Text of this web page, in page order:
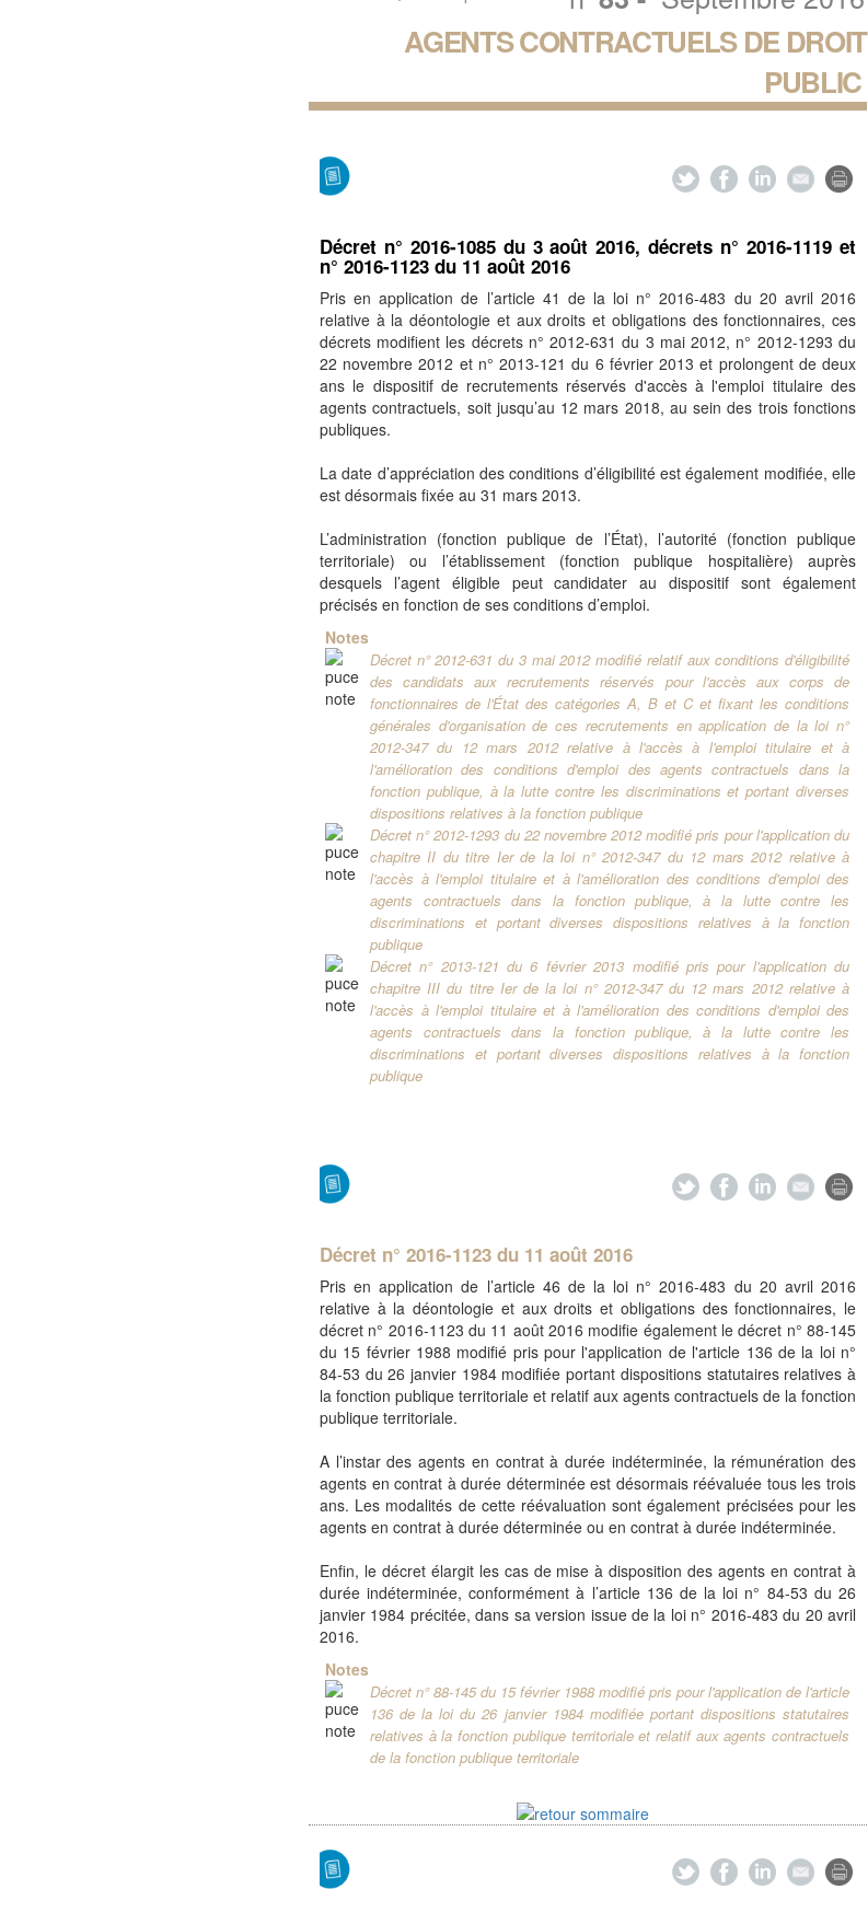
AGENTS CONTRACTUELS DE DROIT
PUBLIC
Décret n° 2016-1085 du 3 août 2016, décrets n° 2016-1119 et
n° 2016-1123 du 11 août 2016
Pris en application de l’article 41 de la loi n° 2016-483 du 20 avril 2016
relative à la déontologie et aux droits et obligations des fonctionnaires, ces
décrets modifient les décrets n° 2012-631 du 3 mai 2012, n° 2012-1293 du
22 novembre 2012 et n° 2013-121 du 6 février 2013 et prolongent de deux
ans le dispositif de recrutements réservés d'accès à l'emploi titulaire des
agents contractuels, soit jusqu’au 12 mars 2018, au sein des trois fonctions
publiques.
La date d’appréciation des conditions d’éligibilité est également modifiée, elle
est désormais fixée au 31 mars 2013.
L’administration (fonction publique de l’État), l’autorité (fonction publique
territoriale) ou l’établissement (fonction publique hospitalière) auprès
desquels l’agent éligible peut candidater au dispositif sont également
précisés en fonction de ses conditions d’emploi.
Notes
Décret n° 2012-631 du 3 mai 2012 modifié relatif aux conditions d'éligibilité
des candidats aux recrutements réservés pour l'accès aux corps de
fonctionnaires de l'État des catégories A, B et C et fixant les conditions
générales d'organisation de ces recrutements en application de la loi n°
2012-347 du 12 mars 2012 relative à l'accès à l'emploi titulaire et à
l'amélioration des conditions d'emploi des agents contractuels dans la
fonction publique, à la lutte contre les discriminations et portant diverses
dispositions relatives à la fonction publique
Décret n° 2012-1293 du 22 novembre 2012 modifié pris pour l'application du
chapitre II du titre Ier de la loi n° 2012-347 du 12 mars 2012 relative à
l'accès à l'emploi titulaire et à l'amélioration des conditions d'emploi des
agents contractuels dans la fonction publique, à la lutte contre les
discriminations et portant diverses dispositions relatives à la fonction
publique
Décret n° 2013-121 du 6 février 2013 modifié pris pour l'application du
chapitre III du titre Ier de la loi n° 2012-347 du 12 mars 2012 relative à
l'accès à l'emploi titulaire et à l'amélioration des conditions d'emploi des
agents contractuels dans la fonction publique, à la lutte contre les
discriminations et portant diverses dispositions relatives à la fonction
publique
Décret n° 2016-1123 du 11 août 2016
Pris en application de l’article 46 de la loi n° 2016-483 du 20 avril 2016
relative à la déontologie et aux droits et obligations des fonctionnaires, le
décret n° 2016-1123 du 11 août 2016 modifie également le décret n° 88-145
du 15 février 1988 modifié pris pour l'application de l'article 136 de la loi n°
84-53 du 26 janvier 1984 modifiée portant dispositions statutaires relatives à
la fonction publique territoriale et relatif aux agents contractuels de la fonction
publique territoriale.
A l’instar des agents en contrat à durée indéterminée, la rémunération des
agents en contrat à durée déterminée est désormais réévaluée tous les trois
ans. Les modalités de cette réévaluation sont également précisées pour les
agents en contrat à durée déterminée ou en contrat à durée indéterminée.
Enfin, le décret élargit les cas de mise à disposition des agents en contrat à
durée indéterminée, conformément à l’article 136 de la loi n° 84-53 du 26
janvier 1984 précitée, dans sa version issue de la loi n° 2016-483 du 20 avril
2016.
Notes
Décret n° 88-145 du 15 février 1988 modifié pris pour l'application de l'article
136 de la loi du 26 janvier 1984 modifiée portant dispositions statutaires
relatives à la fonction publique territoriale et relatif aux agents contractuels
de la fonction publique territoriale